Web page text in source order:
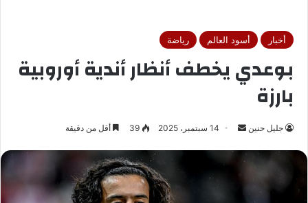
أخبار أسود العالم رياضة
بوعدي يخطف أنظار أندية أوروبية
بارزة
جليل حنين 14 سبتمبر، 2025 39 أقل من دقيقة